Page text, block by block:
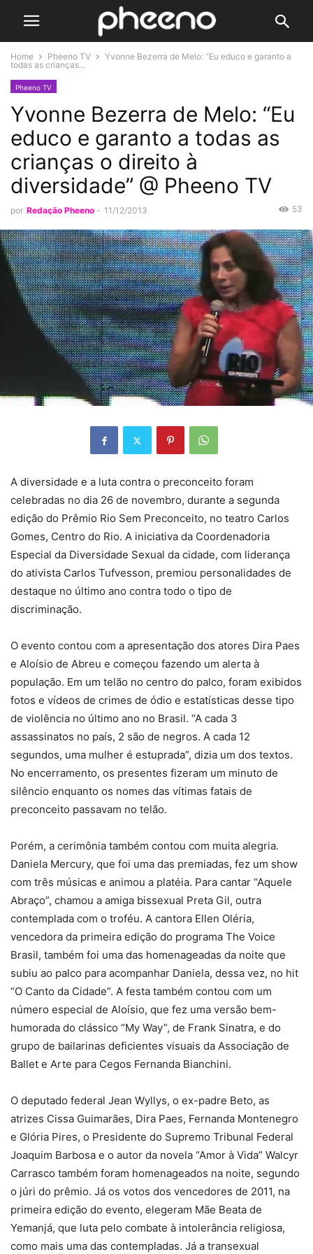
Home Pheeno TV
Yvonne Bezerra de Melo: “Eu educo e garanto a
todas as crianças...
Pheeno TV
Yvonne Bezerra de Melo: “Eu
educo e garanto a todas as
crianças o direito à
diversidade” @ Pheeno TV
por Redação Pheeno - 11/12/2013 53
A diversidade e a luta contra o preconceito foram
celebradas no dia 26 de novembro, durante a segunda
edição do Prêmio Rio Sem Preconceito, no teatro Carlos
Gomes, Centro do Rio. A iniciativa da Coordenadoria
Especial da Diversidade Sexual da cidade, com liderança
do ativista Carlos Tufvesson, premiou personalidades de
destaque no último ano contra todo o tipo de
discriminação.
O evento contou com a apresentação dos atores Dira Paes
e Aloísio de Abreu e começou fazendo um alerta à
população. Em um telão no centro do palco, foram exibidos
fotos e vídeos de crimes de ódio e estatísticas desse tipo
de violência no último ano no Brasil. “A cada 3
assassinatos no país, 2 são de negros. A cada 12
segundos, uma mulher é estuprada”, dizia um dos textos.
No encerramento, os presentes fizeram um minuto de
silêncio enquanto os nomes das vítimas fatais de
preconceito passavam no telão.
Porém, a cerimônia também contou com muita alegria.
Daniela Mercury, que foi uma das premiadas, fez um show
com três músicas e animou a platéia. Para cantar “Aquele
Abraço”, chamou a amiga bissexual Preta Gil, outra
contemplada com o troféu. A cantora Ellen Oléria,
vencedora da primeira edição do programa The Voice
Brasil, também foi uma das homenageadas da noite que
subiu ao palco para acompanhar Daniela, dessa vez, no hit
“O Canto da Cidade”. A festa também contou com um
número especial de Aloísio, que fez uma versão bem-
humorada do clássico “My Way”, de Frank Sinatra, e do
grupo de bailarinas deficientes visuais da Associação de
Ballet e Arte para Cegos Fernanda Bianchini.
O deputado federal Jean Wyllys, o ex-padre Beto, as
atrizes Cissa Guimarães, Dira Paes, Fernanda Montenegro
e Glória Pires, o Presidente do Supremo Tribunal Federal
Joaquim Barbosa e o autor da novela “Amor à Vida” Walcyr
Carrasco também foram homenageados na noite, segundo
o júri do prêmio. Já os votos dos vencedores de 2011, na
primeira edição do evento, elegeram Mãe Beata de
Yemanjá, que luta pelo combate à intolerância religiosa,
como mais uma das contempladas. Já a transexual